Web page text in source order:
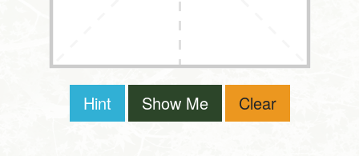
Hint Show Me Clear